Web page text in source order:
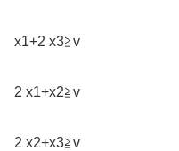
x1+2 x3≧v
2 x1+x2≧v
2 x2+x3≧v